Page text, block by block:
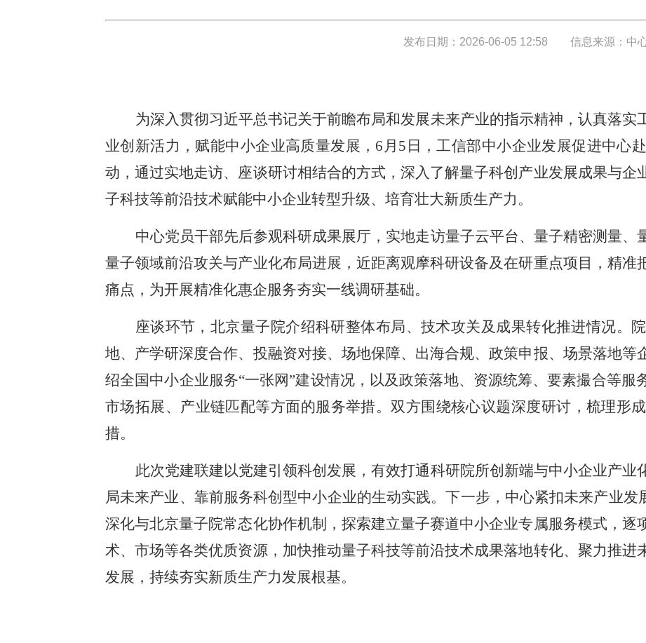
发布日期：2026-06-05 12:58 信息来源：中
为深入贯彻习近平总书记关于前瞻布局和发展未来产业的指示精神，认真落
业创新活力，赋能中小企业高质量发展，6月5日，工信部中小企业发展促进中心
动，通过实地走访、座谈研讨相结合的方式，深入了解量子科创产业发展成果与
子科技等前沿技术赋能中小企业转型升级、培育壮大新质生产力。
中心党员干部先后参观科研成果展厅，实地走访量子云平台、量子精密测量
量子领域前沿攻关与产业化布局进展，近距离观摩科研设备及在研重点项目，精
痛点，为开展精准化惠企服务夯实一线调研基础。
座谈环节，北京量子院介绍科研整体布局、技术攻关及成果转化推进情况。
地、产学研深度合作、投融资对接、场地保障、出海合规、政策申报、场景落地
绍全国中小企业服务“一张网”建设情况，以及政策落地、资源统筹、要素撮合等
市场拓展、产业链匹配等方面的服务举措。双方围绕核心议题深度研讨，梳理形
措。
此次党建联建以党建引领科创发展，有效打通科研院所创新端与中小企业产
局未来产业、靠前服务科创型中小企业的生动实践。下一步，中心紧扣未来产业
深化与北京量子院常态化协作机制，探索建立量子赛道中小企业专属服务模式，
术、市场等各类优质资源，加快推动量子科技等前沿技术成果落地转化、聚力推
发展，持续夯实新质生产力发展根基。